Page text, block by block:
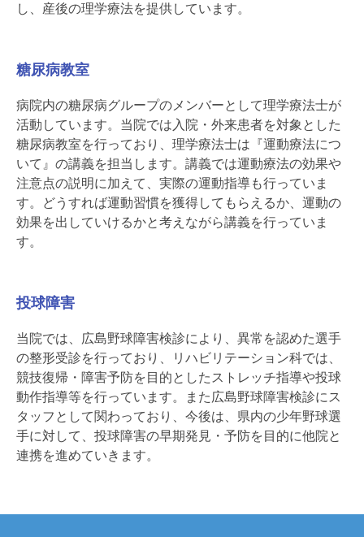
し、産後の理学療法を提供しています。
糖尿病教室
病院内の糖尿病グループのメンバーとして理学療法士が
活動しています。当院では入院・外来患者を対象とした
糖尿病教室を行っており、理学療法士は『運動療法につ
いて』の講義を担当します。講義では運動療法の効果や
注意点の説明に加えて、実際の運動指導も行っていま
す。どうすれば運動習慣を獲得してもらえるか、運動の
効果を出していけるかと考えながら講義を行っていま
す。
投球障害
当院では、広島野球障害検診により、異常を認めた選手
の整形受診を行っており、リハビリテーション科では、
競技復帰・障害予防を目的としたストレッチ指導や投球
動作指導等を行っています。また広島野球障害検診にス
タッフとして関わっており、今後は、県内の少年野球選
手に対して、投球障害の早期発見・予防を目的に他院と
連携を進めていきます。